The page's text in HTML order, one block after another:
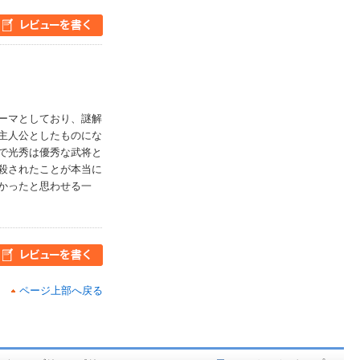
マとしており、謎解
人公としたものにな
光秀は優秀な武将と
されたことが本当に
ったと思わせる一
ページ上部へ戻る